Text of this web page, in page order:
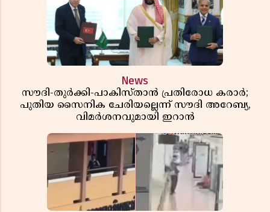
News
സൗദി-തുർക്കി-പാകിസ്താൻ പ്രതിരോധ കരാർ;
പുതിയ സൈനിക ചേരിയല്ലെന്ന് സൗദി അറേബ്യ,
വിമർശനവുമായി ഇറാൻ